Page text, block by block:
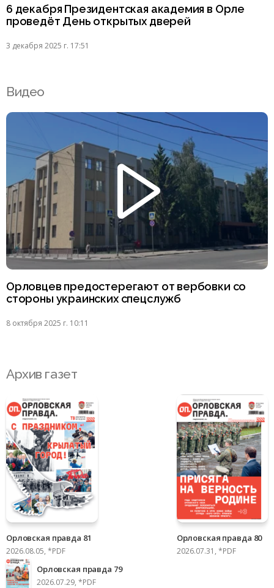
6 декабря Президентская академия в Орле
проведёт День открытых дверей
3 декабря 2025 г. 17:51
Видео
Орловцев предостерегают от вербовки со
стороны украинских спецслужб
8 октября 2025 г. 10:11
Архив газет
Орловская правда 81
2026.08.05, *PDF
Орловская правда 80
2026.07.31, *PDF
Орловская правда 79
2026.07.29, *PDF